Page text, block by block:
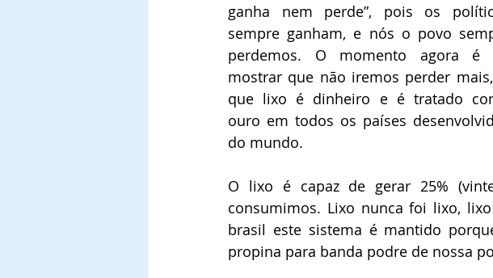
ganha nem perde”, pois os
sempre ganham, e nós o povo
perdemos. O momento agora é
mostrar que não iremos perder
que lixo é dinheiro e é tratado
ouro em todos os países
do mundo.
O lixo é capaz de gerar 25%
consumimos. Lixo nunca foi lixo,
brasil este sistema é mantido
propina para banda podre de nossa